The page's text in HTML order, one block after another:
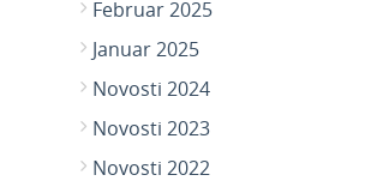
Februar 2025
Januar 2025
Novosti 2024
Novosti 2023
Novosti 2022